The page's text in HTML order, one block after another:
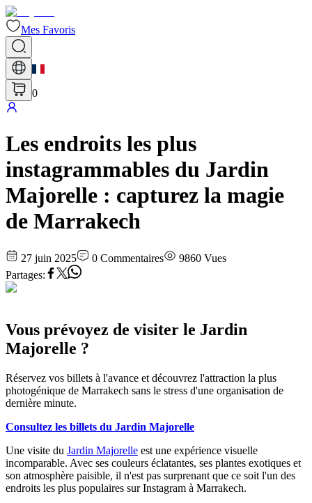
Mes Favoris
0
Les endroits les plus
instagrammables du Jardin
Majorelle : capturez la magie
de Marrakech
27 juin 2025 0 Commentaires 9860 Vues
Partages:
Vous prévoyez de visiter le Jardin
Majorelle ?
Réservez vos billets à l'avance et découvrez l'attraction la plus
photogénique de Marrakech sans le stress d'une organisation de
dernière minute.
Consultez les billets du Jardin Majorelle
Une visite du Jardin Majorelle est une expérience visuelle
incomparable. Avec ses couleurs éclatantes, ses plantes exotiques et
son atmosphère paisible, il n'est pas surprenant que ce soit l'un des
endroits les plus populaires sur Instagram à Marrakech.